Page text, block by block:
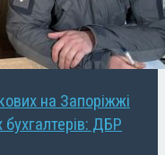
на Запоріжжі
ДБР